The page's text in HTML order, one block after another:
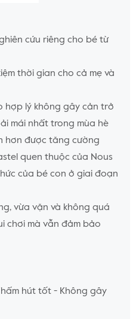
cứu riêng cho bé từ
thời gian cho cả mẹ và
hợp lý không gây cản trở
mái nhất trong mùa hè
hơn được tăng cường
quen thuộc của Nous
của bé con ở giai đoạn
vừa vặn và không quá
chơi mà vẫn đảm bảo
hút tốt - Không gây